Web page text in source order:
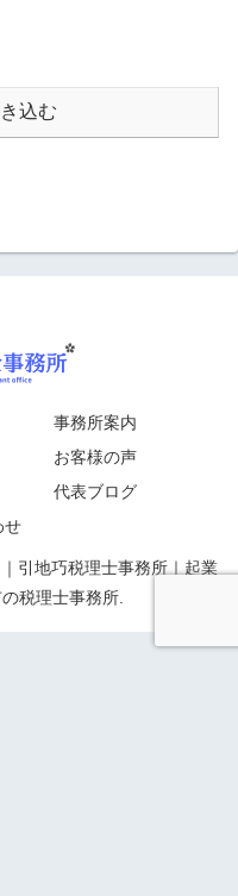
込む
事務所案内
お客様の声
代表ブログ
せ
引地巧税理士事務所｜起業
税理士事務所.